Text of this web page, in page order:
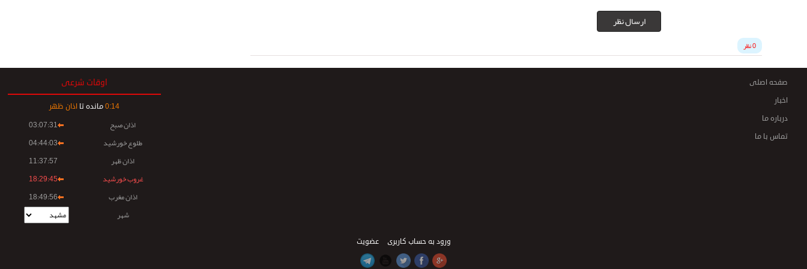
ارسال نظر
0 نظر
صفحه اصلی
اخبار
درباره ما
تماس با ما
اوقات شرعی
0:14 مانده تا اذان ظهر
اذان صبح
03:07:31
طلوع خورشید
04:44:03
اذان ظهر
11:37:57
غروب خورشید
18:29:45
اذان مغرب
18:49:56
شهر
عضویت ورود به حساب کاربری